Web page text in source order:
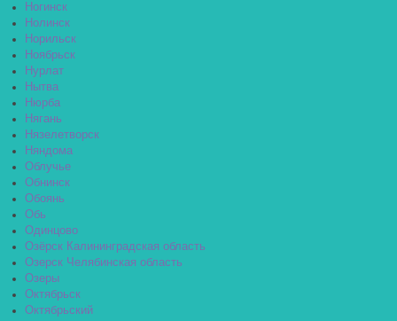
Ногинск
Нолинск
Норильск
Ноябрьск
Нурлат
Нытва
Нюрба
Нягань
Нязелетворск
Няндома
Облучье
Обнинск
Обоянь
Обь
Одинцово
Озёрск Калининградская область
Озерск Челябинская область
Озеры
Октябрьск
Октябрьский